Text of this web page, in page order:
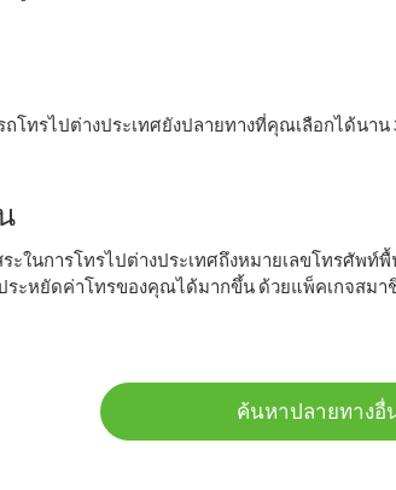
โทรไปต่างประเทศยังปลายทางที่คุณเลือกได้นาน
ในการโทรไปต่างประเทศถึงหมายเลขโทรศัพ
ะหยัดค่าโทรของคุณได้มากขึ้น ด้วยแพ็คเกจสมา
ค้นหาปลายทางอื่